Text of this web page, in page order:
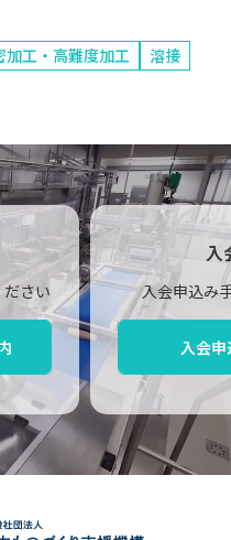
加工・高難度加工
溶接
さい
入
入会申込み
入会